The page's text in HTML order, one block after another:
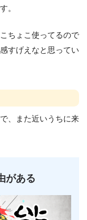
。
ちょこ使ってるので
すげえなと思ってい
、また近いうちに来
がある